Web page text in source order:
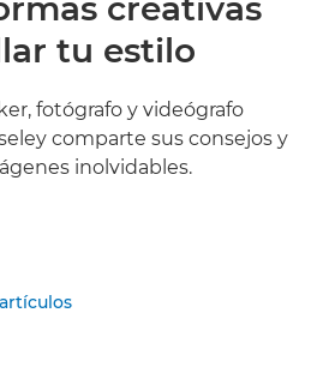
creativas
tu estilo
fotógrafo y videógrafo
comparte sus consejos y
inolvidables.